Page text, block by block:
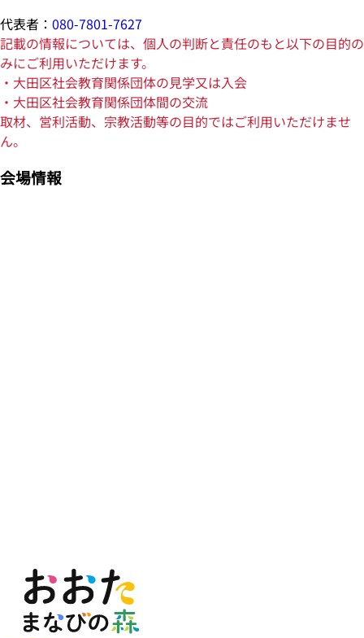
代表者： 080-7801-7627
記載の情報については、個人の判断と責任のもと以下の目的の
みにご利用いただけます。
・大田区社会教育関係団体の見学又は入会
・大田区社会教育関係団体間の交流
取材、営利活動、宗教活動等の目的ではご利用いただけませ
ん。
会場情報